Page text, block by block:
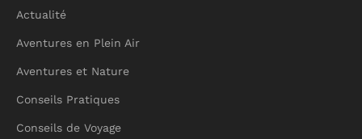
Actualité
Aventures en Plein Air
Aventures et Nature
Conseils Pratiques
Conseils de Voyage